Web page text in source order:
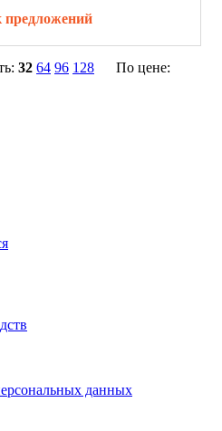
предложений
32 64 96 128
По цене:
данных